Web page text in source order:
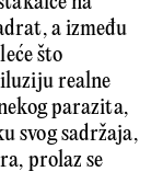
a između
što
realne
parazita,
svog sadržaja,
prolaz se